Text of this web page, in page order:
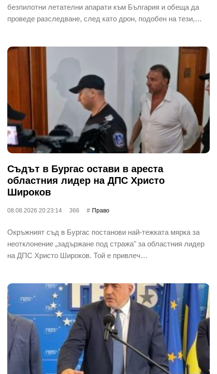
безпилотни летателни апарати към България и обеща да
проведе разследване, след като дрон, подобен на тези,…
Съдът в Бургас остави в ареста
областния лидер на ДПС Христо
Широков
08.08.2026 20:23:14 366 Право
Окръжният съд в Бургас постанови най-тежката мярка за
неотклонение „задържане под стража" за областния лидер
на ДПС Христо Широков. Той е привлеч…